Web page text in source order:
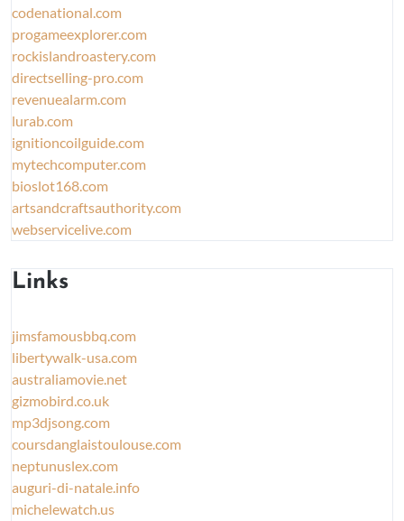
codenational.com
progameexplorer.com
rockislandroastery.com
directselling-pro.com
revenuealarm.com
lurab.com
ignitioncoilguide.com
mytechcomputer.com
bioslot168.com
artsandcraftsauthority.com
webservicelive.com
Links
jimsfamousbbq.com
libertywalk-usa.com
australiamovie.net
gizmobird.co.uk
mp3djsong.com
coursdanglaistoulouse.com
neptunuslex.com
auguri-di-natale.info
michelewatch.us